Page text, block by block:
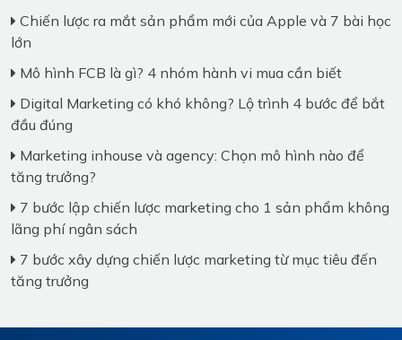
Chiến lược ra mắt sản phẩm mới của Apple và 7 bài học
lớn
Mô hình FCB là gì? 4 nhóm hành vi mua cần biết
Digital Marketing có khó không? Lộ trình 4 bước để bắt
đầu đúng
Marketing inhouse và agency: Chọn mô hình nào để
tăng trưởng?
7 bước lập chiến lược marketing cho 1 sản phẩm không
lãng phí ngân sách
7 bước xây dựng chiến lược marketing từ mục tiêu đến
tăng trưởng